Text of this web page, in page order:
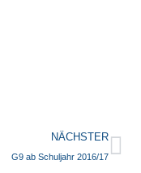
NÄCHSTER
G9 ab Schuljahr 2016/17